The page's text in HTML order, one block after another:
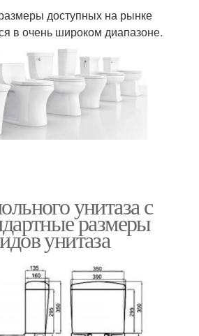
доступных на рынке
в очень широком диапазоне.
унитаза с
размеры
унитаза